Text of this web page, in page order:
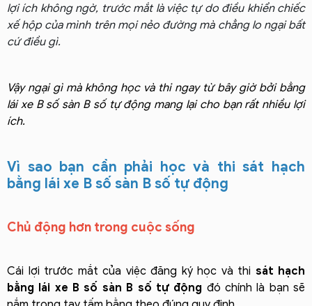
lợi ích không ngờ, trước mắt là việc tự do điều khiển chiếc
xế hộp của mình trên mọi nẻo đường mà chẳng lo ngại bất
cứ điều gì.
Vậy ngại gì mà không học và thi ngay từ bây giờ bởi bằng
lái xe B số sàn B số tự động mang lại cho bạn rất nhiều lợi
ích.
Vì sao bạn cần phải học và thi sát hạch
bằng lái xe B số sàn B số tự động
Chủ động hơn trong cuộc sống
Cái lợi trước mắt của việc đăng ký học và thi sát hạch
bằng lái xe B số sàn B số tự động đó chính là bạn sẽ